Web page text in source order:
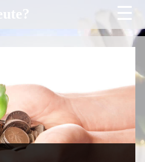
☰